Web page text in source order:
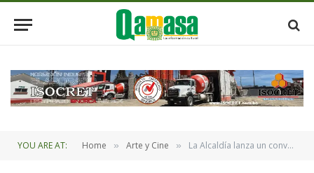
YOU ARE AT: Home » Arte y Cine » La Alcaldía lanza un conversatorio sobre los rituales de la Alasita